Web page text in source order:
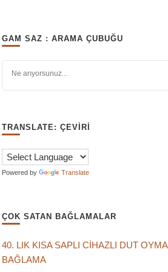
GAM SAZ : ARAMA ÇUBUĞU
TRANSLATE: ÇEVIRI
Powered by Translate
ÇOK SATAN BAĞLAMALAR
40. LIK KISA SAPLI CİHAZLI DUT OYMA
BAĞLAMA